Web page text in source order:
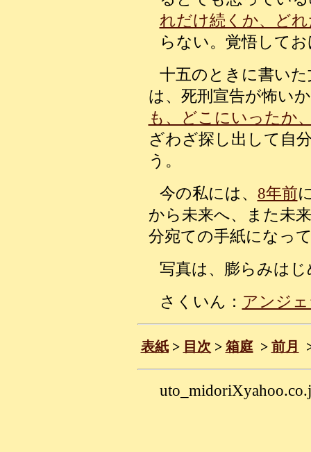
れだけ続くか、ど
らない。覚悟して
十五のときに書い
は、死刑宣告が怖い
も、どこにいったか
ざわざ探し出して自
う。
今の私には、 8年前
から未来へ、また未
分宛ての手紙になっ
写真は、膨らみは
さくいん： アンジ
表紙> 目次 > 箱庭> 前月